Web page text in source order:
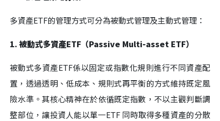
多資產ETF的管理方式可分為被動式管理及主動式管理：
1. 被動式多資產ETF（Passive Multi-asset ETF）
被動式多資產ETF係以固定或指數化規則進行不同資產配
置，透過透明、低成本、規則式再平衡的方式維持既定風
險水準。其核心精神在於依循既定指數，不以主觀判斷調
整部位，讓投資人能以單一ETF 同時取得多種資產的分散